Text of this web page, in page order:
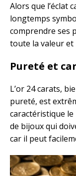
Alors que l’éclat
longtemps
comprendre ses
toute la valeur et
Pureté et
L’or 24 carats,
pureté, est
caractéristique
de bijoux qui
car il peut